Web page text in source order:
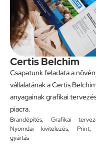
Certis Belchim
Csapatunk feladata a
vállalatának a Certis
anyagainak grafikai
piacra.
Brandépítés, Grafikai
Nyomdai kivitelezés, Print,
gyártás